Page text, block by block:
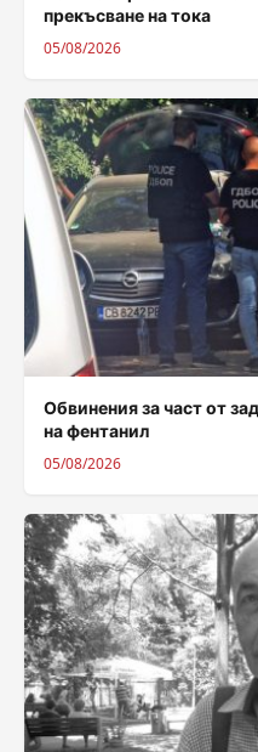
прекъсване на тока
05/08/2026
Обвинения за част от
на фентанил
05/08/2026